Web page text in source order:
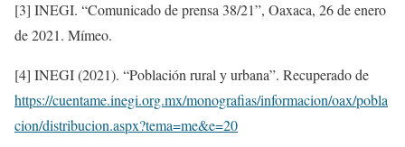
[3] INEGI. “Comunicado de prensa 38/21”, Oaxaca, 26 de enero
de 2021. Mímeo.
[4] INEGI (2021). “Población rural y urbana”. Recuperado de
https://cuentame.inegi.org.mx/monografias/informacion/oax/pobla
cion/distribucion.aspx?tema=me&e=20